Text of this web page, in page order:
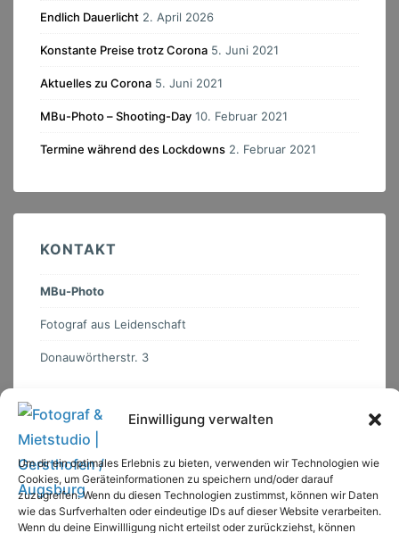
Einwilligung verwalten
Um dir ein optimales Erlebnis zu bieten, verwenden wir Technologien wie
Cookies, um Geräteinformationen zu speichern und/oder darauf
zuzugreifen. Wenn du diesen Technologien zustimmst, können wir Daten
wie das Surfverhalten oder eindeutige IDs auf dieser Website verarbeiten.
Wenn du deine Einwillligung nicht erteilst oder zurückziehst, können
Endlich Dauerlicht 2. April 2026
Konstante Preise trotz Corona 5. Juni 2021
Aktuelles zu Corona 5. Juni 2021
MBu-Photo – Shooting-Day 10. Februar 2021
Termine während des Lockdowns 2. Februar 2021
KONTAKT
MBu-Photo
Fotograf aus Leidenschaft
Donauwörtherstr. 3
Deutschland
+49 (0) 178 5107097
info@mbuphoto.de
Download vCard